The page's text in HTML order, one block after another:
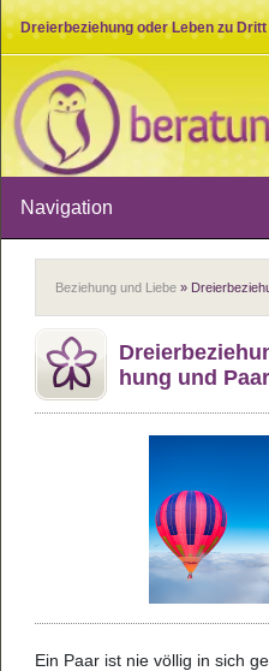
Dreierbeziehung oder Leben zu
therapie.de
Navigation
Beziehung und Liebe »
hung und
Ein Paar ist nie völ­lig in sich